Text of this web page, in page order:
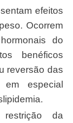
Ocorrem
do
benéficos
reversão das
em especial